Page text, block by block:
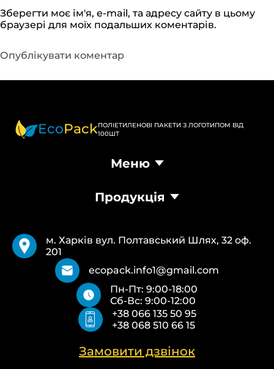
Зберегти моє ім'я, e-mail, та адресу сайту в цьому
браузері для моїх подальших коментарів.
EcoPackПОЛІЕТИЛЕНОВІ ПАКЕТИ З ЛОГОТИПОМ ВІД
100ШТ
Замовити дзвінок
Меню
Продукція
Pantone
Повернення та обмін
Про нас
Політика конфіденційності
Продукція
Кур’єрські пакети
Паперові пакети Бурі
Пакети Zip-Lock (Слайдер) з логотипом
Пакети банан ПВХ
Скотч з логотипом
Пакувальні пакети ПВТ, ПНТ
Еко сумки об’ємні
Еко сумки “Майка”
Еко сумки “Банан”
м. Харків вул. Полтавський Шлях, 32 оф.
201
ecopack.info1@gmail.com
Пн-Пт: 9:00-18:00
Сб-Вс: 9:00-12:00
+38 066 135 50 95
+38 068 510 66 15